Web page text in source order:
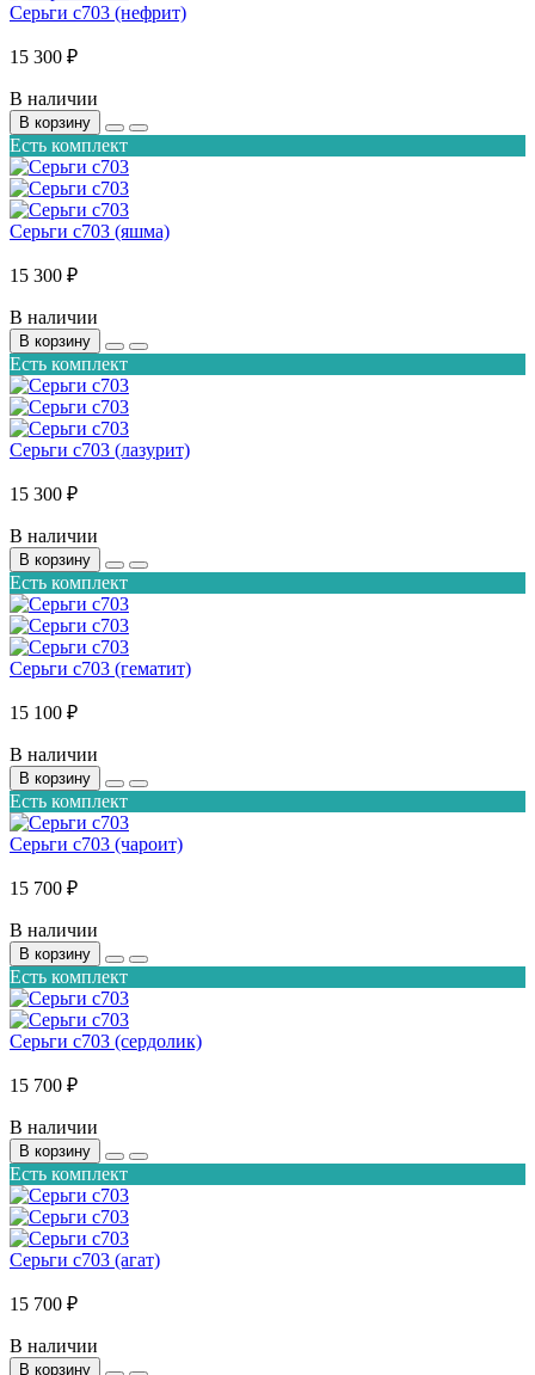
Серьги с703 (нефрит)
15 300 ₽
В наличии
В корзину
Есть комплект
Серьги с703 (яшма)
15 300 ₽
В наличии
В корзину
Есть комплект
Серьги с703 (лазурит)
15 300 ₽
В наличии
В корзину
Есть комплект
Серьги с703 (гематит)
15 100 ₽
В наличии
В корзину
Есть комплект
Серьги с703 (чароит)
15 700 ₽
В наличии
В корзину
Есть комплект
Серьги с703 (сердолик)
15 700 ₽
В наличии
В корзину
Есть комплект
Серьги с703 (агат)
15 700 ₽
В наличии
В корзину